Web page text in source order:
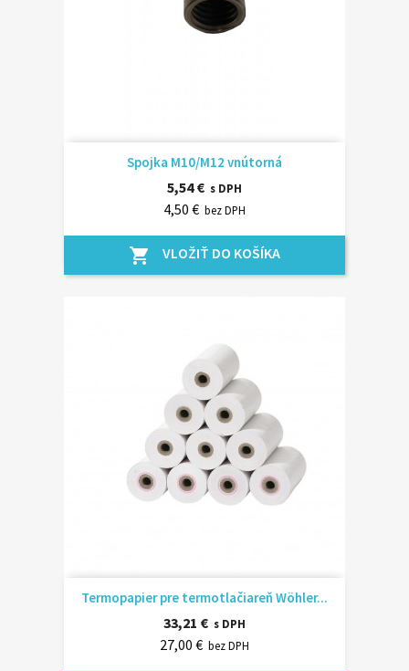
Spojka M10/M12 vnútorná
5,54 € s DPH
4,50 € bez DPH
shopping_cart VLOŽIŤ DO KOŠÍKA
Termopapier pre termotlačiareň Wöhler...
33,21 € s DPH
27,00 € bez DPH